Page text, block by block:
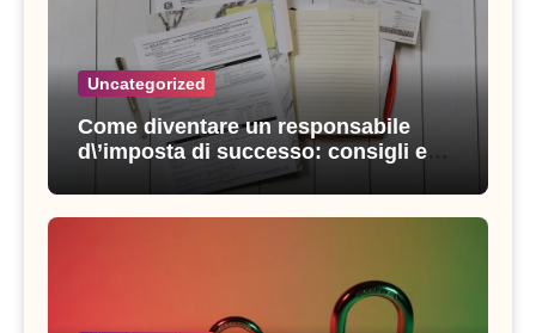
Uncategorized
Come diventare un responsabile
d\’imposta di successo: consigli e
strategie vincenti